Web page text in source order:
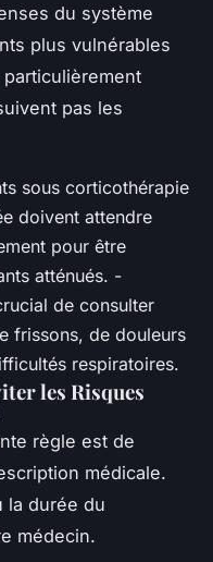
du système
plus vulnérables
pas les
sous corticothérapie
doivent attendre
pour être
atténués. -
de consulter
frissons, de douleurs
respiratoires.
les Risques
règle est de
médicale.
la durée du
médecin.